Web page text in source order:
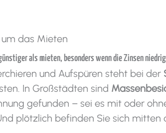
das Mieten
als mieten, besonders wenn die Zinsen
und Aufspüren steht bei der
In Großstädten sind
gefunden – sei es mit oder
plötzlich befinden Sie sich